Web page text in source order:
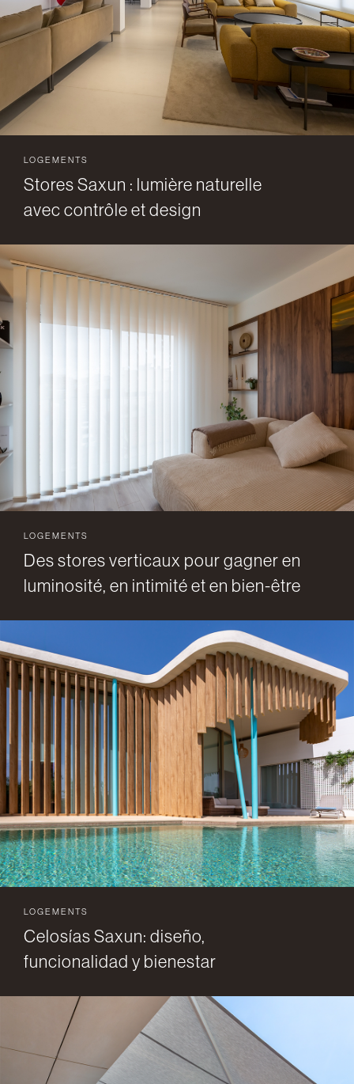
LOGEMENTS
Stores Saxun : lumière naturelle
avec contrôle et design
LOGEMENTS
Des stores verticaux pour gagner en
luminosité, en intimité et en bien-être
LOGEMENTS
Celosías Saxun: diseño,
funcionalidad y bienestar